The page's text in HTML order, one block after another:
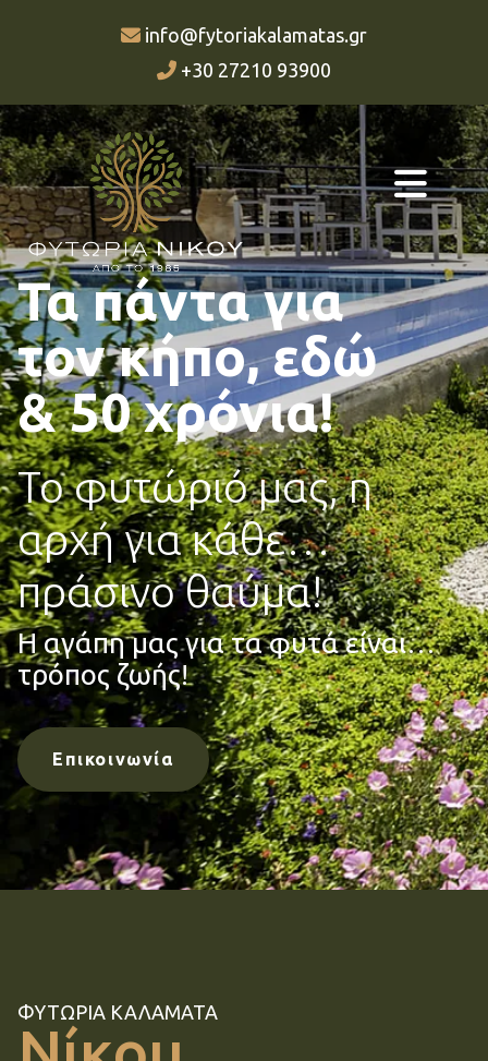
 info@fytoriakalamatas.gr
 +30 27210 93900
Τα πάντα για
τον κήπο, εδώ
& 50 χρόνια!
Το φυτώριό μας, η
αρχή για κάθε…
πράσινο θαύμα!
Η αγάπη μας για τα φυτά είναι…
τρόπος ζωής!
Eπικοινωνία
ΦΥΤΩΡΙΑ ΚΑΛΑΜΑΤΑ